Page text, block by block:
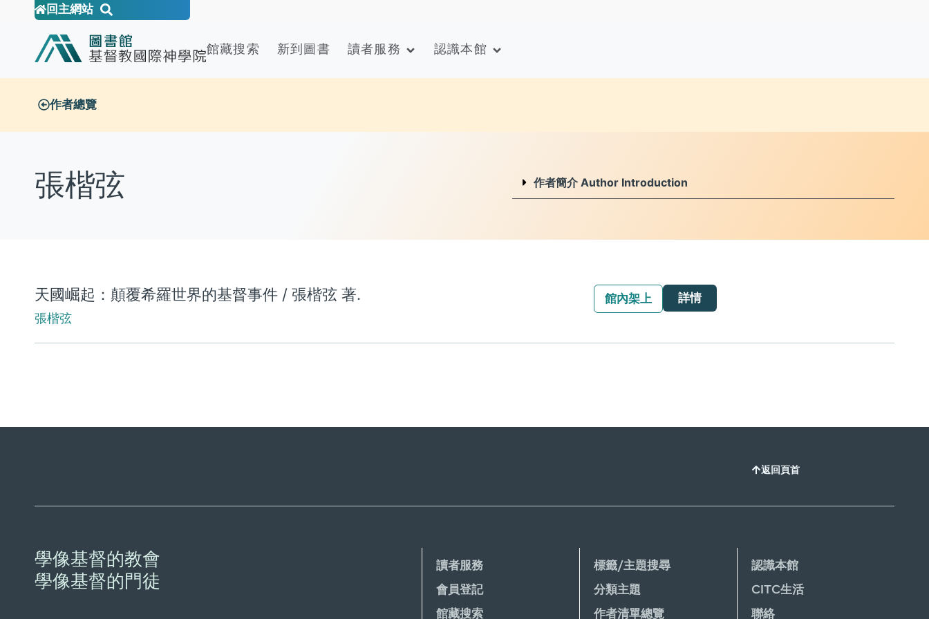
回主網站
館藏搜索 新到圖書 讀者服務 認識本館
作者總覽
張楷弦 作者簡介 Author Introduction
天國崛起：顛覆希羅世界的基督事件 / 張楷弦 著.
張楷弦
館內架上 詳情
返回頁首
學像基督的教會
學像基督的門徒
讀者服務
會員登記
館藏搜索
標籤/主題搜尋
分類主題
作者清單總覽
認識本館
CITC生活
聯絡